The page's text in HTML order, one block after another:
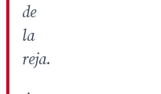
de
la
reja.